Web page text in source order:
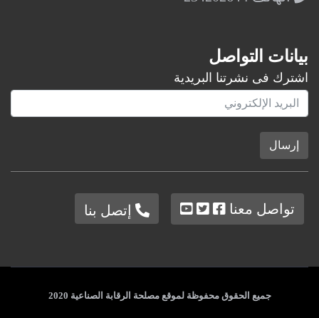
بيانات التواصل
اشترك فى نشرتنا البريدية
إرسال
تواصل معنا إتصل بنا
جميع الحقوق محفوظة لموقع مصلحة الرقابة الصناعية 2020